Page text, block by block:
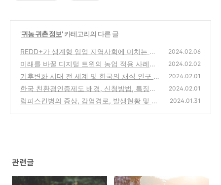
'귀농 귀촌 정보' 카테고리의 다른 글
REDD+가 생계형 임업 지역사회에 미치는 영
향 알아보기
(0)
2024.02.06
미래를 바꿀 디지털 트윈의 농업 적용 사례와
도전 과제
(0)
2024.02.02
기후변화 시대 전 세계 및 한국의 채식 인구 현
황과 배경
(0)
2024.02.01
한국 친환경인증제도 배경, 신청방법, 특징과
도전과제
(0)
2024.02.01
럼피스킨병의 증상, 감염경로, 발생현황 및 대
2024.01.31
관련글